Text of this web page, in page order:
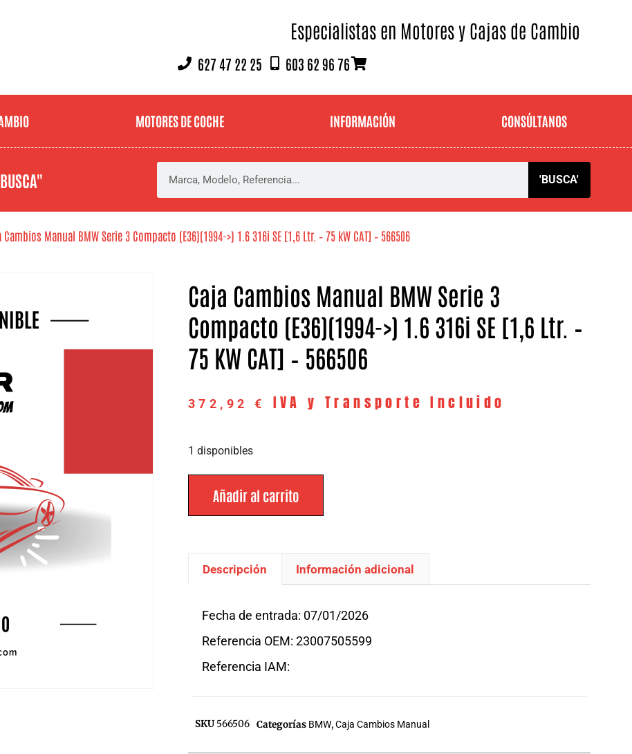
Especialistas en Motores y Cajas de Cambio
627 47 22 25 603 62 96 76
MOTORES DE COCHE INFORMACIÓN CONSÚLTANOS
'BUSCA'
Manual BMW Serie 3 Compacto (E36)(1994->) 1.6 316i SE [1,6 Ltr. – 75 kW CAT] – 566506
Caja Cambios Manual BMW Serie 3
Compacto (E36)(1994->) 1.6 316i SE [1,6 Ltr. –
75 KW CAT] – 566506
372,92 € IVA y Transporte Incluido
1 disponibles
Añadir al carrito
Descripción Información adicional
Fecha de entrada: 07/01/2026
Referencia OEM: 23007505599
Referencia IAM:
SKU 566506 Categorías BMW,Caja Cambios Manual